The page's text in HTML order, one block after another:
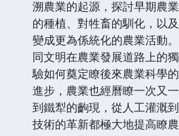
溯農業的起源，探討早期農
的種植、對牲畜的馴化，以
變成更為係統化的農業活動
同文明在農業發展道路上的
驗如何奠定瞭後來農業科學
進步，農業也經曆瞭一次又
到鐵犁的齣現，從人工灌溉
技術的革新都極大地提高瞭